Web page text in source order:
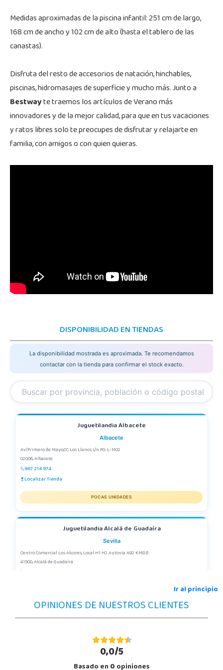
Medidas aproximadas de la piscina infantil: 251 cm de largo,
168 cm de ancho y 102 cm de alto (hasta el tablero de las
canastas).
Disfruta del resto de accesorios de natación, hinchables,
piscinas, hidromasajes de superficie y mucho más. Junto a
Bestwayte traemos los artículos de Verano más
innovadores y de la mejor calidad, para que en tus vacaciones
y ratos libres solo te preocupes de disfrutar y relajarte en
familia, con amigos o con quien quieras.
DISPONIBILIDAD EN TIENDAS
La disponibilidad mostrada es aproximada. Te recomendamos
contactar con la tienda para confirmar el stock exacto.
Juguetilandia Albacete
Albacete
Av/Primero de Mayo,CC Los Llanos s/n P0-L-M02
02006, Albacete
967 214 974
Localizar Tienda
POCAS UNIDADES
Juguetilandia Alcalá de Guadaíra
Sevilla
Centro Comercial Los Alcores, Local H1 H2 Autovia A92 KM8.8
41500, Alcalá de Guadaíra
Juguetilandia Alicante Corfú
Alicante
Av. Doctor Jimenez Diaz, Local 2-B. Centro Comercial Isla de Corfú
Ir al principio
OPINIONES DE NUESTROS CLIENTES
0,0/5